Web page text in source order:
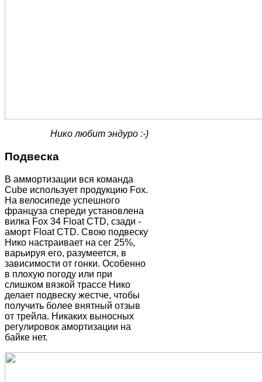
Нико любит эндуро :-)
Подвеска
В аммортизации вся команда
Cube использует продукцию Fox.
На велосипеде успешного
француза спереди установлена
вилка Fox 34 Float CTD, сзади -
аморт Float CTD. Свою подвеску
Нико настраивает на сег 25%,
варьируя его, разумеется, в
зависимости от гонки. Особенно
в плохую погоду или при
слишком вязкой трассе Нико
делает подвеску жестче, чтобы
получить более внятный отзыв
от трейла. Никаких выносных
регулировок амортизации на
байке нет.